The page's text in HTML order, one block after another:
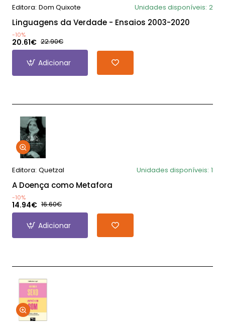
Editora: Dom Quixote Unidades disponíveis: 2
Linguagens da Verdade - Ensaios 2003-2020
-10%
20.61€ 22.90€
Adicionar
Editora: Quetzal Unidades disponíveis: 1
A Doença como Metafora
-10%
14.94€ 16.60€
Adicionar